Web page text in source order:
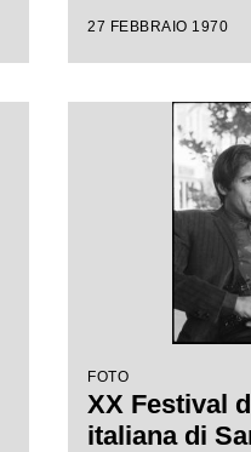
27 FEBBRAIO 1970
FOTO
XX Festival
italiana di